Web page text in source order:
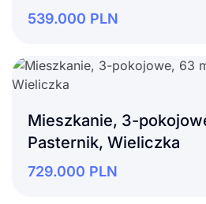
539.000 PLN
Mieszkanie, 3-
Pasternik, Wieliczka
729.000 PLN